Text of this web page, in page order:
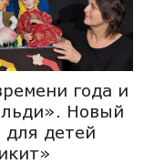
года и
Новый
для детей